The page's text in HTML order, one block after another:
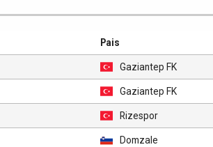
Pais
Gaziantep FK
Gaziantep FK
Rizespor
Domzale